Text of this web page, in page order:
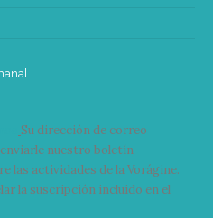
Su dirección de correo
nuestro boletín
las actividades de la Vorágine.
la suscripción incluido en el